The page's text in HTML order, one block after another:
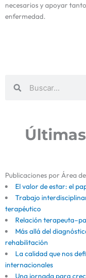
necesarios y apoyar
enfermedad.
Publicaciones por Área
El valor de estar: el
Trabajo
terapéutico
Relación
Más allá del
rehabilitación
La calidad que nos
internacionales
Una jornada para